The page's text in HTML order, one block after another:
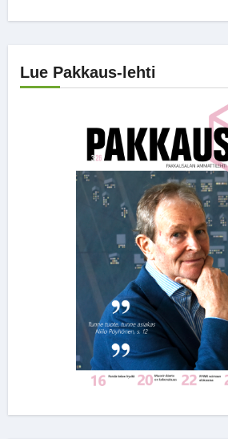
Lue Pakkaus-lehti